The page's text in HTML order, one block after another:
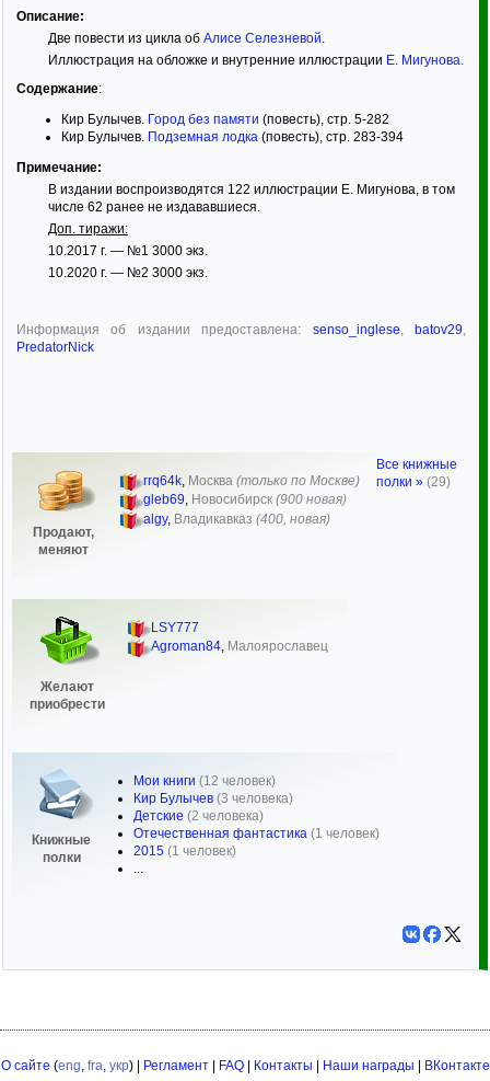
Описание:
Две повести из цикла об Алисе Селезневой
Иллюстрация на обложке и внутренние иллюстрации Е. Мигунова
Содержание:
Кир Булычев. Город без памяти (повесть), стр. 5-282
Кир Булычев. Подземная лодка (повесть), стр. 283-394
Примечание:
В издании воспроизводятся 122 иллюстрации Е. Мигунова, в том
числе 62 ранее не издававшиеся.
Доп. тиражи:
10.2017 г. — №1 3000 экз.
10.2020 г. — №2 3000 экз.
Информация об издании предоставлена: senso_inglese ,batov29
PredatorNick
Продают,
меняют
rrq64k, Москва (только по Москве)
gleb69, Новосибирск (900 новая)
algy, Владикавказ (400, новая)
Желают
приобрести
LSY777
Agroman84, Малоярославец
Книжные
полки
Мои книги (12 человек)
Кир Булычев (3 человека)
Детские (2 человека)
Отечественная фантастика (1 человек)
2015 (1 человек)
...
Все книжные
полки » (29)
О сайте (eng, fra, укр) | Регламент| FAQ| Контакты Наши награды ВКонтакте